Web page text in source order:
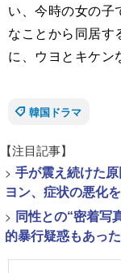
い、今時の女の子
なことから同居す
に、ウヨとキケン
韓国ドラマ
【注目記事】
> 手が震え続けた
ヨン、症状の悪化
> 同性との“密着写
的暴行疑惑もあっ